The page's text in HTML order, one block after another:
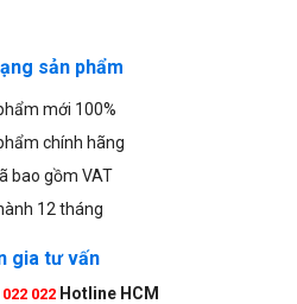
sản phẩm
mới 100%
chính hãng
bao gồm VAT
12 tháng
gia tư vấn
022 Hotline HCM